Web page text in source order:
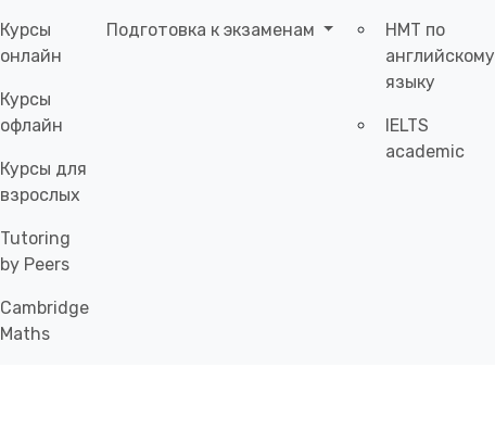
Курсы
онлайн
Курсы
офлайн
Курсы для
взрослых
Tutoring
by Peers
Cambridge
Maths
Подготовка к экзаменам
НМТ по
английскому
языку
IELTS
academic